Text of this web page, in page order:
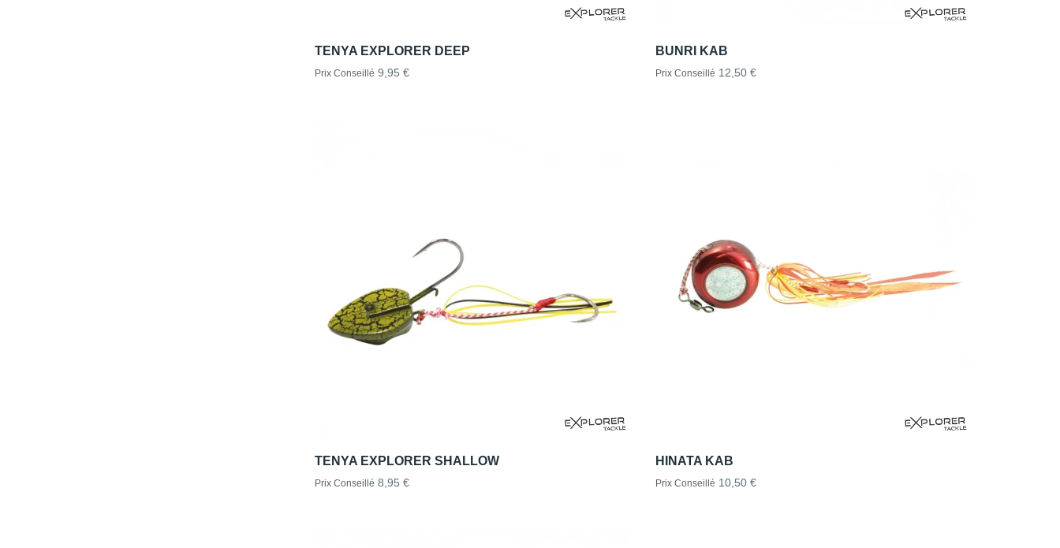
TENYA EXPLORER DEEP
Prix Conseillé 9,95 €
BUNRI KAB
Prix Conseillé 12,50 €
TENYA EXPLORER SHALLOW
Prix Conseillé 8,95 €
HINATA KAB
Prix Conseillé 10,50 €